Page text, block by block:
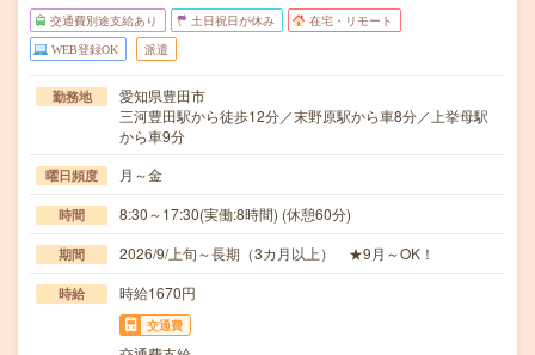
交通費別途支給あり 土日祝日が休み 在宅・リモート
WEB登録OK 派遣
勤務地
愛知県豊田市
三河豊田駅から徒歩12分／末野原駅から車8分／上挙母駅
から車9分
曜日頻度 月～金
時間 8:30～17:30(実働:8時間) (休憩60分)
期間 2026/9/上旬～長期（3カ月以上） ★9月～OK！
時給 時給1670円
交通費